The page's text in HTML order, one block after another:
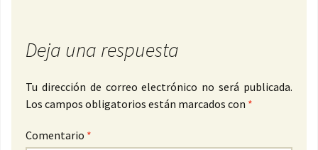
Deja una respuesta
Tu dirección de correo electrónico no será publicada.
Los campos obligatorios están marcados con *
Comentario *